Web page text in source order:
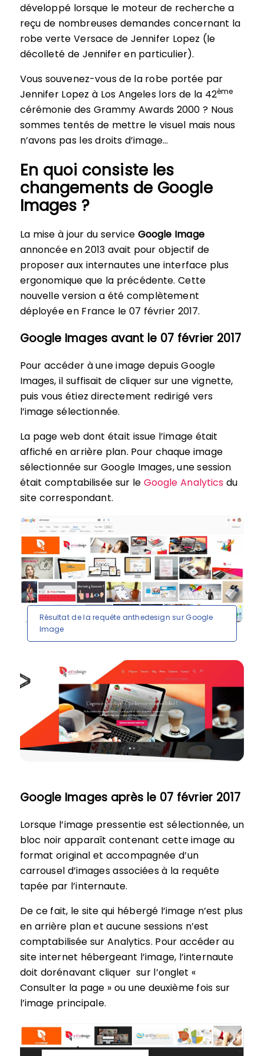
développé lorsque le moteur de recherche a
reçu de nombreuses demandes concernant la
robe verte Versace de Jennifer Lopez (le
décolleté de Jennifer en particulier).
Vous souvenez-vous de la robe portée par
Jennifer Lopez à Los Angeles lors de la 42ème
cérémonie des Grammy Awards 2000 ? Nous
sommes tentés de mettre le visuel mais nous
n’avons pas les droits d’image…
En quoi consiste les
changements de Google
Images ?
La mise à jour du service Google Image
annoncée en 2013 avait pour objectif de
proposer aux internautes une interface plus
ergonomique que la précédente. Cette
nouvelle version a été complètement
déployée en France le 07 février 2017.
Google Images avant le 07 février 2017
Pour accéder à une image depuis Google
Images, il suffisait de cliquer sur une vignette,
puis vous étiez directement redirigé vers
l’image sélectionnée.
La page web dont était issue l’image était
affiché en arrière plan. Pour chaque image
sélectionnée sur Google Images, une session
était comptabilisée sur le Google Analytics du
site correspondant.
Résultat de la requête anthedesign sur Google
Image
Google Images après le 07 février 2017
Lorsque l’image pressentie est sélectionnée, un
bloc noir apparaît contenant cette image au
format original et accompagnée d’un
carrousel d’images associées à la requête
tapée par l’internaute.
De ce fait, le site qui hébergé l’image n’est plus
en arrière plan et aucune sessions n’est
comptabilisée sur Analytics. Pour accéder au
site internet hébergeant l’image, l’internaute
doit dorénavant cliquer sur l’onglet «
Consulter la page » ou une deuxième fois sur
l’image principale.